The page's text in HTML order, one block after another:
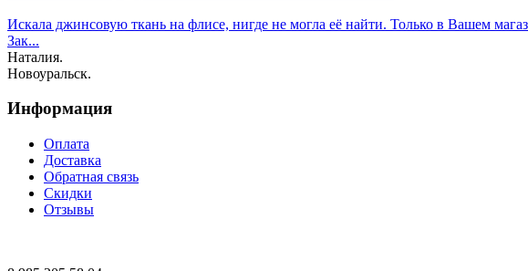
Искала джинсовую ткань на флисе, нигде не могла её найти. Только в Вашем
Зак...
Наталия.
Новоуральск.
Информация
Оплата
Доставка
Обратная связь
Скидки
Отзывы